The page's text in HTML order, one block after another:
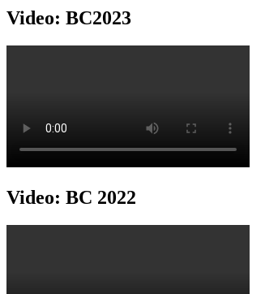
Video: BC2023
Video: BC 2022